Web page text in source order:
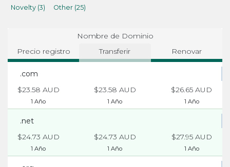
Novelty (3)
Other (25)
Nombre de Dominio
Precio registro
Transferir Renovar
.com
$23.58 AUD
1 Año
$23.58 AUD
1 Año
$26.65 AUD
1 Año
.net
$24.73 AUD
1 Año
$24.73 AUD
1 Año
$27.95 AUD
1 Año